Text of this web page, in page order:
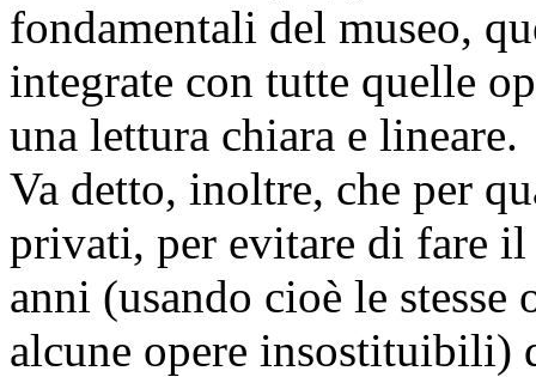
fondamentali del museo,
integrate con tutte quelle
una lettura chiara e lineare.
Va detto, inoltre, che per
privati, per evitare di fare
anni (usando cioè le stesse
alcune opere insostituibili)